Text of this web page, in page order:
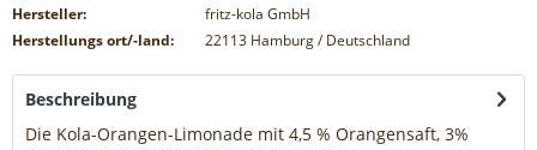
Hersteller:
fritz-kola GmbH
Herstellungs ort/-land:
22113 Hamburg / Deutschland
Beschreibung
Die Kola-Orangen-Limonade mit 4,5 % Orangensaft, 3%